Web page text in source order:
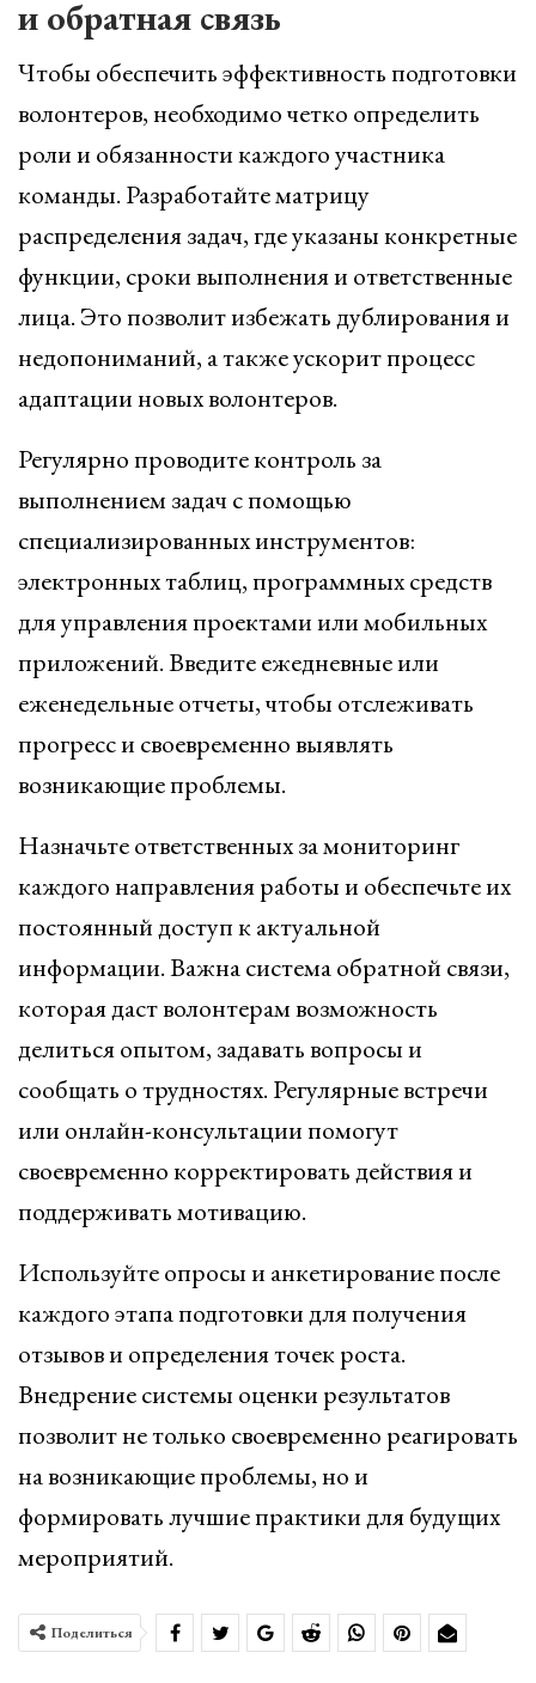
и обратная связь
Чтобы обеспечить эффективность подготовки
волонтеров, необходимо четко определить
роли и обязанности каждого участника
команды. Разработайте матрицу
распределения задач, где указаны конкретные
функции, сроки выполнения и ответственные
лица. Это позволит избежать дублирования и
недопониманий, а также ускорит процесс
адаптации новых волонтеров.
Регулярно проводите контроль за
выполнением задач с помощью
специализированных инструментов:
электронных таблиц, программных средств
для управления проектами или мобильных
приложений. Введите ежедневные или
еженедельные отчеты, чтобы отслеживать
прогресс и своевременно выявлять
возникающие проблемы.
Назначьте ответственных за мониторинг
каждого направления работы и обеспечьте их
постоянный доступ к актуальной
информации. Важна система обратной связи,
которая даст волонтерам возможность
делиться опытом, задавать вопросы и
сообщать о трудностях. Регулярные встречи
или онлайн-консультации помогут
своевременно корректировать действия и
поддерживать мотивацию.
Используйте опросы и анкетирование после
каждого этапа подготовки для получения
отзывов и определения точек роста.
Внедрение системы оценки результатов
позволит не только своевременно реагировать
на возникающие проблемы, но и
формировать лучшие практики для будущих
мероприятий.
Поделиться